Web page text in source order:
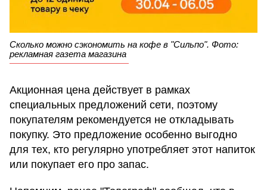
Сколько можно сэкономить на кофе в "Сильпо". Фото:
рекламная газета магазина
Акционная цена действует в рамках
специальных предложений сети, поэтому
покупателям рекомендуется не откладывать
покупку. Это предложение особенно выгодно
для тех, кто регулярно употребляет этот напиток
или покупает его про запас.